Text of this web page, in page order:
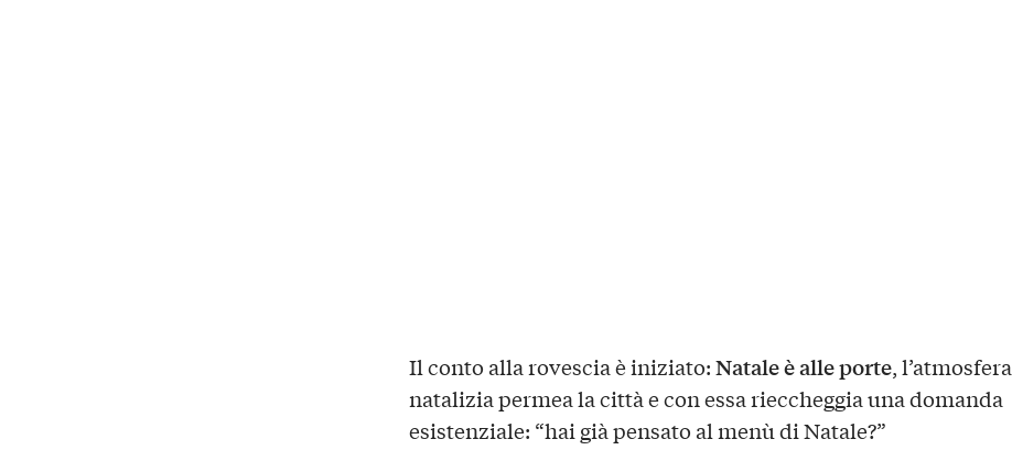
Il conto alla rovescia è iniziato:Natale è alle porte, l’atmosfera
natalizia permea la città e con essa rieccheggia una domanda
esistenziale: “hai già pensato al menù di Natale?”